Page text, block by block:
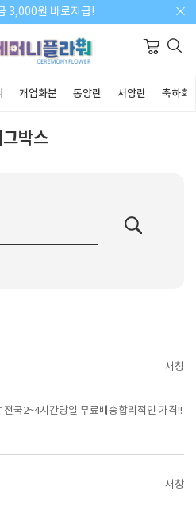
3,000원 바로지급!
개업화분 동양란 서양란 축하화
그박스
새창
전국2~4시간당일 무료배송합리적인 가격!!
새창